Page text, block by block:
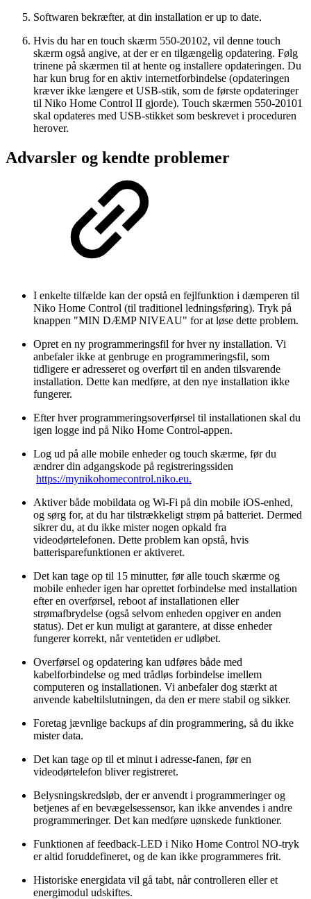
Softwaren bekræfter, at din installation er up to date.
Hvis du har en touch skærm 550-20102, vil denne touch
skærm også angive, at der er en tilgængelig opdatering. Følg
trinene på skærmen til at hente og installere opdateringen. Du
har kun brug for en aktiv internetforbindelse (opdateringen
kræver ikke længere et USB-stik, som de første opdateringer
til Niko Home Control II gjorde). Touch skærmen 550-20101
skal opdateres med USB-stikket som beskrevet i proceduren
herover.
Advarsler og kendte problemer
I enkelte tilfælde kan der opstå en fejlfunktion i dæmperen til
Niko Home Control (til traditionel ledningsføring). Tryk på
knappen "MIN DÆMP NIVEAU" for at løse dette problem.
Opret en ny programmeringsfil for hver ny installation. Vi
anbefaler ikke at genbruge en programmeringsfil, som
tidligere er adresseret og overført til en anden tilsvarende
installation. Dette kan medføre, at den nye installation ikke
fungerer.
Efter hver programmeringsoverførsel til installationen skal du
igen logge ind på Niko Home Control-appen.
Log ud på alle mobile enheder og touch skærme, før du
ændrer din adgangskode på registreringssiden
https://mynikohomecontrol.niko.eu.
Aktiver både mobildata og Wi-Fi på din mobile iOS-enhed,
og sørg for, at du har tilstrækkeligt strøm på batteriet. Dermed
sikrer du, at du ikke mister nogen opkald fra
videodørtelefonen. Dette problem kan opstå, hvis
batterisparefunktionen er aktiveret.
Det kan tage op til 15 minutter, før alle touch skærme og
mobile enheder igen har oprettet forbindelse med installation
efter en overførsel, reboot af installationen eller
strømafbrydelse (også selvom enheden opgiver en anden
status). Det er kun muligt at garantere, at disse enheder
fungerer korrekt, når ventetiden er udløbet.
Overførsel og opdatering kan udføres både med
kabelforbindelse og med trådløs forbindelse imellem
computeren og installationen. Vi anbefaler dog stærkt at
anvende kabeltilslutningen, da den er mere stabil og sikker.
Foretag jævnlige backups af din programmering, så du ikke
mister data.
Det kan tage op til et minut i adresse-fanen, før en
videodørtelefon bliver registreret.
Belysningskredsløb, der er anvendt i programmeringer og
betjenes af en bevægelsessensor, kan ikke anvendes i andre
programmeringer. Det kan medføre uønskede funktioner.
Funktionen af feedback-LED i Niko Home Control NO-tryk
er altid foruddefineret, og de kan ikke programmeres frit.
Historiske energidata vil gå tabt, når controlleren eller et
energimodul udskiftes.